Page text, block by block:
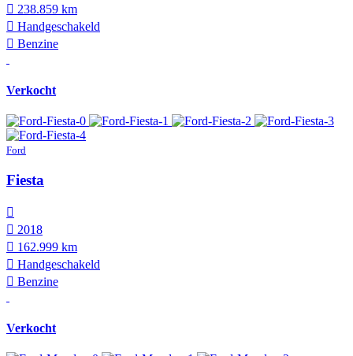
238.859 km
Hand­geschakeld
Benzine
Verkocht
Ford
Fiesta
2018
162.999 km
Hand­geschakeld
Benzine
Verkocht